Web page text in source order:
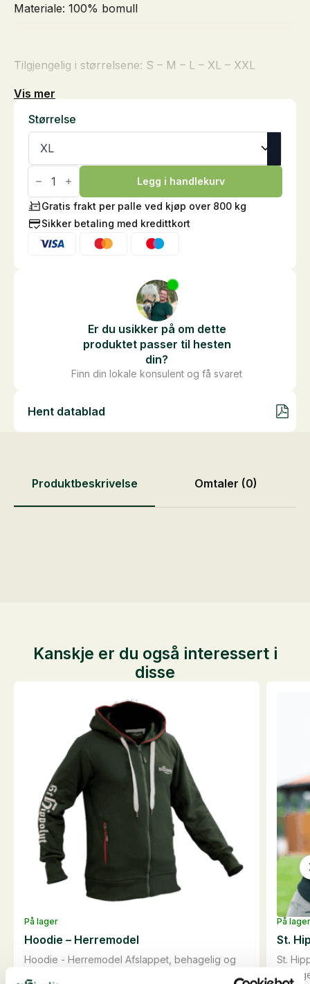
Materiale: 100% bomull
Tilgjengelig i størrelsene: S – M – L – XL – XXL
Vis mer
Størrelse
Polo-
shirt
-
Herremodell
antall
Legg i handlekurv
Gratis frakt per palle ved kjøp over 800 kg
Sikker betaling med kredittkort
Er du usikker på om dette
produktet passer til hesten
din?
Finn din lokale konsulent og få svaret
Hent datablad
Produktbeskrivelse Omtaler (0)
Kanskje er du også interessert i
disse
På lager
Hoodie - Herremodel Afslappet, behagelig og
Hoodie – Herremodel
På lager
St.
St.